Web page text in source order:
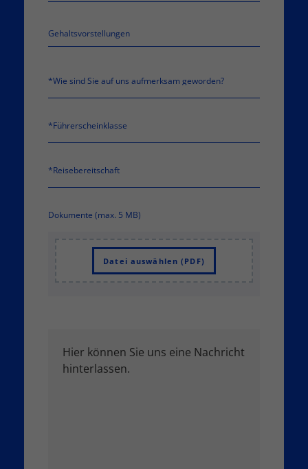
*Führerscheinklasse
Dokumente (max. 5 MB)
Datei auswählen (PDF)